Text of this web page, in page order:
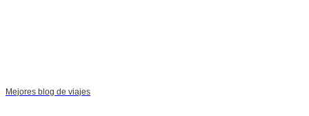
Mejores blog de viajes